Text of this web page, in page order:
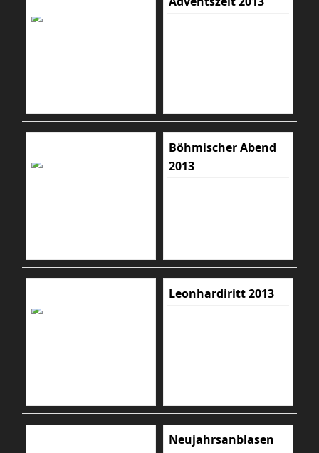
Böhmischer Abend
2013
Leonhardiritt 2013
Neujahrsanblasen